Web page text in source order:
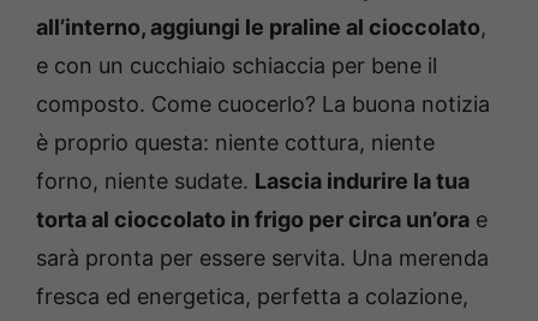
all’interno, aggiungi le praline al cioccolato,
e con un cucchiaio schiaccia per bene il
composto. Come cuocerlo? La buona notizia
è proprio questa: niente cottura, niente
forno, niente sudate. Lascia indurire la tua
torta al cioccolato in frigo per circa un’ora e
sarà pronta per essere servita. Una merenda
fresca ed energetica, perfetta a colazione,